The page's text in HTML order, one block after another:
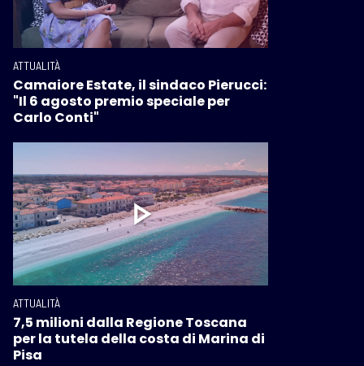
ATTUALITÀ
Camaiore Estate, il sindaco Pierucci:
"Il 6 agosto premio speciale per
Carlo Conti"
ATTUALITÀ
7,5 milioni dalla Regione Toscana
per la tutela della costa di Marina di
Pisa